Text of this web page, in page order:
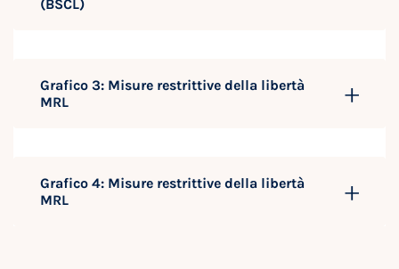
(BSCL)
Grafico 3: Misure restrittive della libertà
MRL
Grafico 4: Misure restrittive della libertà
MRL